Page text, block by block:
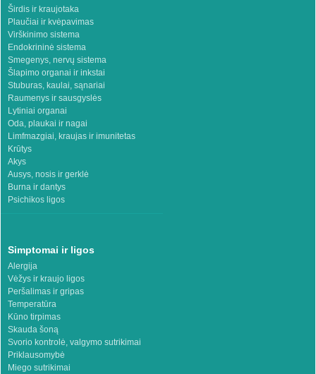
Širdis ir kraujotaka
Plaučiai ir kvėpavimas
Virškinimo sistema
Endokrininė sistema
Smegenys, nervų sistema
Šlapimo organai ir inkstai
Stuburas, kaulai, sąnariai
Raumenys ir sausgyslės
Lytiniai organai
Oda, plaukai ir nagai
Limfmazgiai, kraujas ir imunitetas
Krūtys
Akys
Ausys, nosis ir gerklė
Burna ir dantys
Psichikos ligos
Simptomai ir ligos
Alergija
Vėžys ir kraujo ligos
Peršalimas ir gripas
Temperatūra
Kūno tirpimas
Skauda šoną
Svorio kontrolė, valgymo sutrikimai
Priklausomybė
Miego sutrikimai